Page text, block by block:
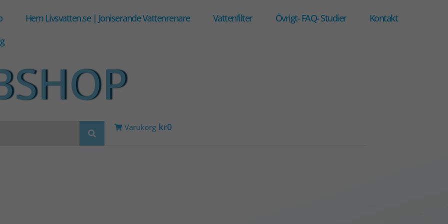
Hem Livsvatten.se | Joniserande Vattenrenare Vattenfilter Övrigt- FAQ- Studier
Kontakt
Varukorg kr0